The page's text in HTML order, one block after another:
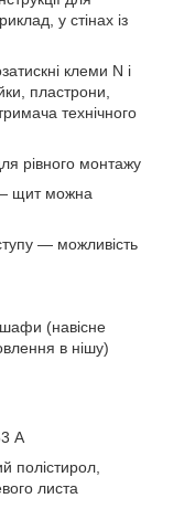
у стінах із
клеми N і
пластрони,
технічного
рівного монтажу
— щит можна
— можливість
шафи (навісне
в нішу)
А
полістирол,
листа